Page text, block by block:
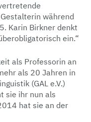
während
Karin Birkner denkt
ein.“
als Professorin an
als 20 Jahren in
(GAL e.V.)
sie ihr nun als
hat sie an der